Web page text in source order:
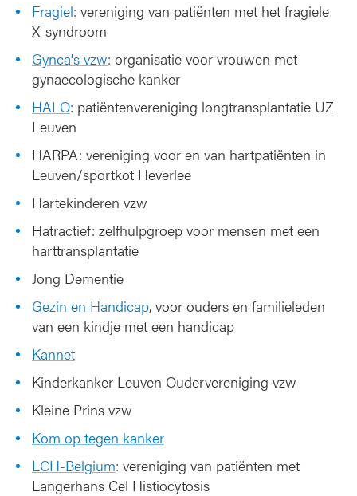
Fragiel: vereniging van patiënten met het fragiele
X-syndroom
Gynca's vzw: organisatie voor vrouwen met
gynaecologische kanker
HALO: patiëntenvereniging longtransplantatie UZ
Leuven
HARPA: vereniging voor en van hartpatiënten in
Leuven/sportkot Heverlee
Hartekinderen vzw
Hatractief: zelfhulpgroep voor mensen met een
harttransplantatie
Jong Dementie
Gezin en Handicap, voor ouders en familieleden
van een kindje met een handicap
Kannet
Kinderkanker Leuven Oudervereniging vzw
Kleine Prins vzw
Kom op tegen kanker
LCH-Belgium: vereniging van patiënten met
Langerhans Cel Histiocytosis